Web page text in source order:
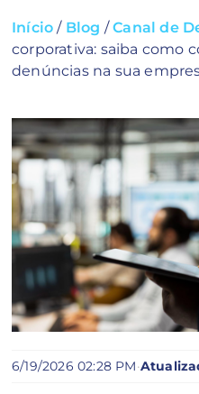
Início / Blog /Canal de
corporativa: saiba como
denúncias na sua
6/19/2026 02:28 PM·